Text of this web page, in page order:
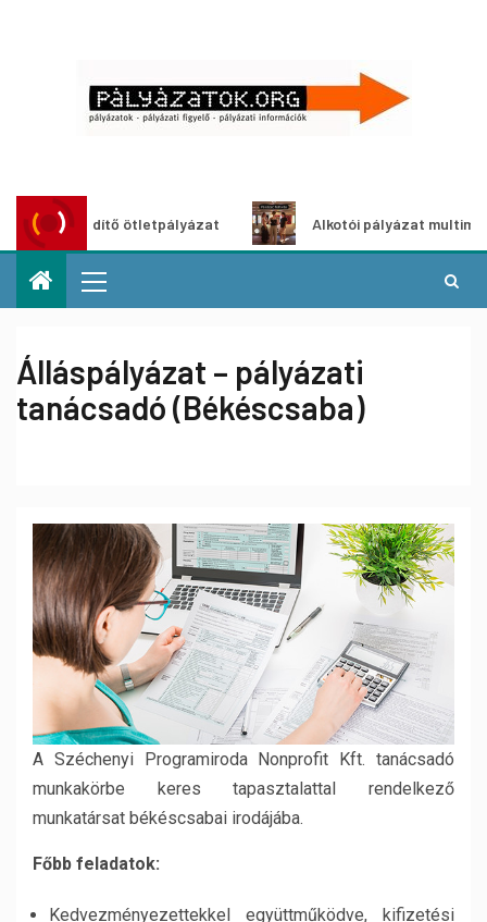
ötletpályázat Alkotói pályázat multimédia-
Álláspályázat – pályázati
tanácsadó (Békéscsaba)
A Széchenyi Programiroda Nonprofit Kft. tanácsadó
munkakörbe keres tapasztalattal rendelkező
munkatársat békéscsabai irodájába.
Főbb feladatok:
Kedvezményezettekkel együttműködve, kifizetési